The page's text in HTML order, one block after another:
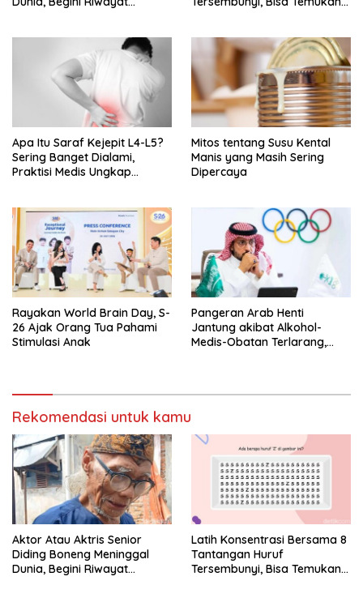
Apa Itu Saraf Kejepit L4-L5?
Sering Banget Dialami,
Praktisi Medis Ungkap
Mitos tentang Susu Kental
Manis yang Masih Sering
Dipercaya
Rayakan World Brain Day, S-
26 Ajak Orang Tua Pahami
Stimulasi Anak
Pangeran Arab Henti
Jantung akibat Alkohol-
Medis-Obatan Terlarang,
Rekomendasi untuk kamu
Aktor Atau Aktris Senior
Diding Boneng Meninggal
Dunia, Begini Riwayat
Latih Konsentrasi Bersama 8
Tantangan Huruf
Tersembunyi, Bisa Temukan